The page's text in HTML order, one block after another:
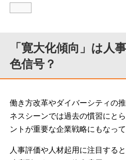
「寛大化傾向」は人
色信号？
働き方改革やダイバーシティの
ネスシーンでは過去の慣習にと
ントが重要な企業戦略にもなって
人事評価や人材起用に注目する